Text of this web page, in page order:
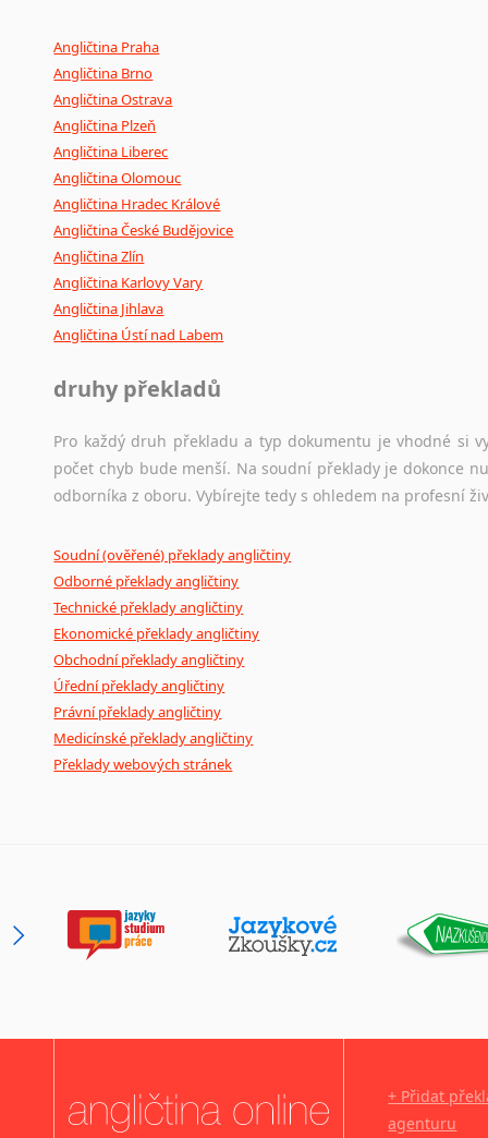
Angličtina Praha
Angličtina Brno
Angličtina Ostrava
Angličtina Plzeň
Angličtina Liberec
Angličtina Olomouc
Angličtina Hradec Králové
Angličtina České Budějovice
Angličtina Zlín
Angličtina Karlovy Vary
Angličtina Jihlava
Angličtina Ústí nad Labem
druhy překladů
Pro každý druh překladu a typ dokumentu je vhodné si
počet chyb bude menší. Na soudní překlady je dokonce
odborníka z oboru. Vybírejte tedy s ohledem na profesní
Soudní (ověřené) překlady angličtiny
Odborné překlady angličtiny
Technické překlady angličtiny
Ekonomické překlady angličtiny
Obchodní překlady angličtiny
Úřední překlady angličtiny
Právní překlady angličtiny
Medicínské překlady angličtiny
Překlady webových stránek
+ Přidat
agenturu